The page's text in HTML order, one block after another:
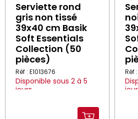
Serviette rond
gris non tissé
39x40 cm Basik
Soft Essentials
Collection (50
pièces)
Réf : E1013676
Disponible sous 2 à 5
jours
Réf